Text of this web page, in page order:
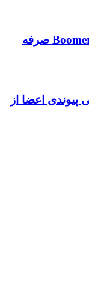
چرا Millennials ها باید دو برابر Boomers صرفه
اعضا از